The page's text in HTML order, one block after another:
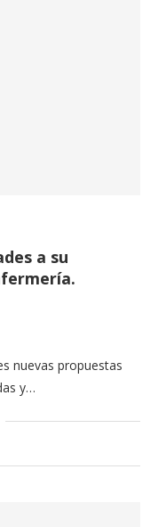
a su
nuevas propuestas
y…